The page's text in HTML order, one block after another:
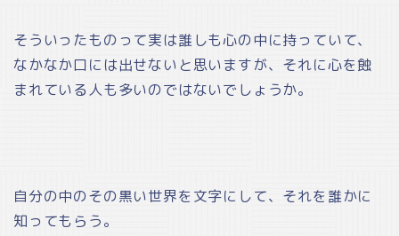
そういったものって実は誰しも心の中に持っていて、
なかなか口には出せないと思いますが、それに心を蝕
まれている人も多いのではないでしょうか。
自分の中のその黒い世界を文字にして、それを誰かに
知ってもらう。